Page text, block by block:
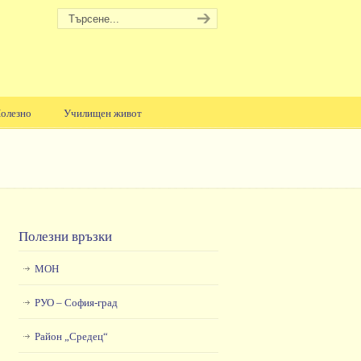
Училищен живот
Полезни връзки
МОН
РУО – София-град
Район „Средец“